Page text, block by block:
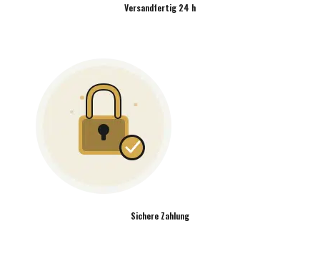
Versandfertig 24 h
Sichere Zahlung